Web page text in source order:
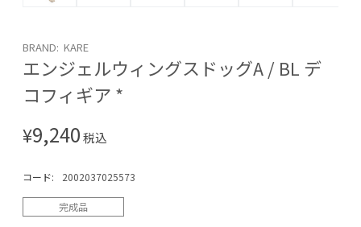
BRAND: KARE
エンジェルウィングスドッグA / BL デ
コフィギア *
¥9,240税込
コード: 2002037025573
完成品